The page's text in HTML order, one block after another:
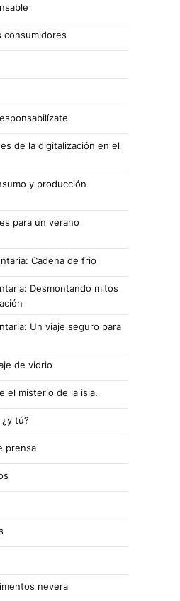
consumidores
de la digitalización en el
y producción
para un verano
Cadena de frio
Desmontando mitos
Un viaje seguro para
de vidrio
el misterio de la isla.
tú?
prensa
nevera